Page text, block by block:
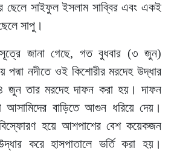
ছেলে সাইফুল ইসলাম সাব্বির এবং একই
সাপু।
জানা গেছে, গত বুধবার (৩ জুন)
পদ্মা নদীতে ওই কিশোরীর মরদেহ উদ্ধার
জুন তার মরদেহ দাফন করা হয়। দাফন
বাড়িতে আগুন ধরিয়ে দেয়।
বিস্ফোরণ হয়ে আশপাশের বেশ কয়েকজন
করে হাসপাতালে ভর্তি করা হয়।